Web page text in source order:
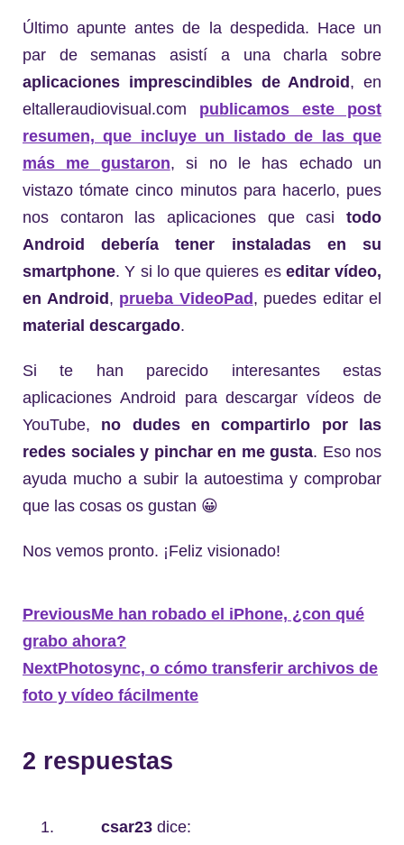
Último apunte antes de la despedida. Hace un
par de semanas asistí a una charla sobre
aplicaciones imprescindibles de Android , en
eltalleraudiovisual.com publicamos este post
resumen, que incluye un listado de las que
más me gustaron, si no le has echado un
vistazo tómate cinco minutos para hacerlo, pues
nos contaron las aplicaciones que casi todo
Android debería tener instaladas en su
smartphone. Y si lo que quieres es editar vídeo,
en Android , prueba VideoPad , puedes editar el
material descargado.
Si te han parecido interesantes estas
aplicaciones Android para descargar vídeos de
YouTube, no dudes en compartirlo por las
redes sociales y pinchar en me gusta. Eso nos
ayuda mucho a subir la autoestima y comprobar
que las cosas os gustan 😀
Nos vemos pronto. ¡Feliz visionado!
PreviousMe han robado el iPhone, ¿con qué
grabo ahora?
NextPhotosync, o cómo transferir archivos de
foto y vídeo fácilmente
2 respuestas
csar23 dice: